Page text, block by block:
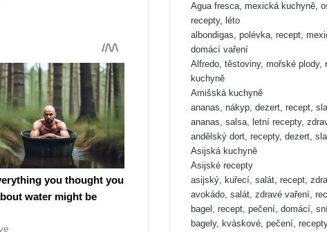
Agua fresca, mexická kuchyně,
recepty, léto
albondigas, polévka, recept,
domácí vaření
Alfredo, těstoviny, mořské plody,
kuchyně
Amišská kuchyně
ananas, nákyp, dezert, recept,
ananas, salsa, letní recepty,
andělský dort, recepty, dezert,
Asijská kuchyně
Asijské recepty
asijský, kuřecí, salát, recept,
avokádo, salát, zdravé vaření,
bagel, recept, pečení, domácí,
bagely, kváskové, pečení,